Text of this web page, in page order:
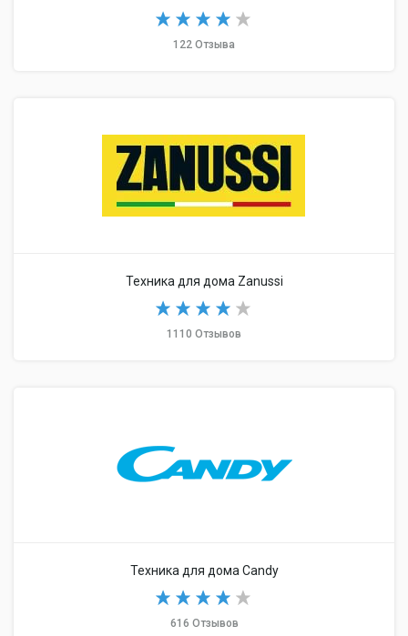
122 Отзыва
Техника для дома Zanussi
1110 Отзывов
Техника для дома Candy
616 Отзывов